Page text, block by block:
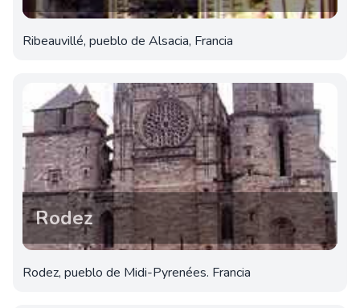
Ribeauvillé, pueblo de Alsacia, Francia
Rodez
Rodez, pueblo de Midi-Pyrenées. Francia